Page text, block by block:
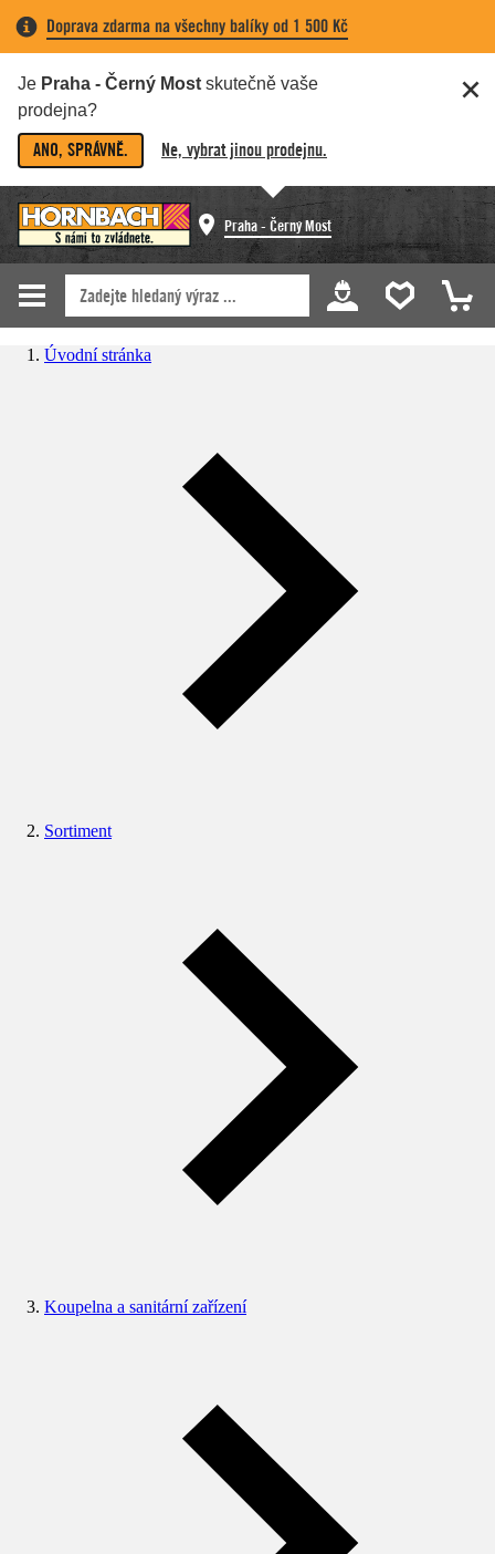
Doprava zdarma na všechny balíky od 1 500 Kč
Je Praha - Černý Most skutečně vaše
prodejna?
ANO, SPRÁVNĚ. Ne, vybrat jinou prodejnu.
Praha - Černý Most
Úvodní stránka
Sortiment
Koupelna a sanitární zařízení